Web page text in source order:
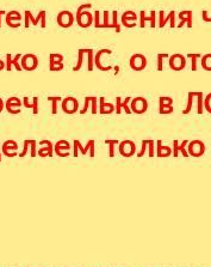
в ЛС, о
только в